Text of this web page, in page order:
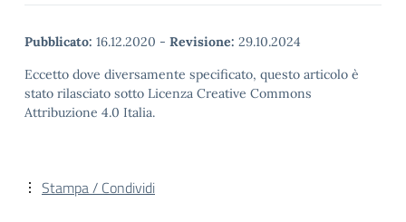
Pubblicato: 16.12.2020 - Revisione: 29.10.2024
Eccetto dove diversamente specificato, questo articolo è
stato rilasciato sotto Licenza Creative Commons
Attribuzione 4.0 Italia.
Stampa / Condividi